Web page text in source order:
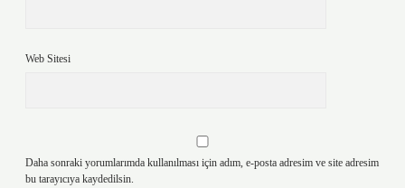
Web Sitesi
Daha sonraki yorumlarımda kullanılması için adım, e-posta adresim ve site adresim
bu tarayıcıya kaydedilsin.